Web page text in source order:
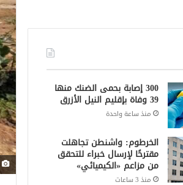
300 إصابة بحمى الضنك منها
39 وفاة بإقليم النيل الأزرق
منذ ساعة واحدة
الخرطوم: واشنطن تجاهلت
مقترحًا لإرسال خبراء للتحقق
من مزاعم «الكيميائي»
منذ 3 ساعات